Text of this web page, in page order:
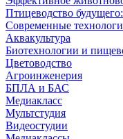
Птицеводство
Современные
Аквакультура
Биотехнологии и
Цветоводство
Агроинженерия
БПЛА и БАС
Медиакласс
Мультстудия
Видеостудии